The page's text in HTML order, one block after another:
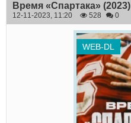
Время «Спартака» (2023)
12-11-2023, 11:20 528 0
WEB-DL